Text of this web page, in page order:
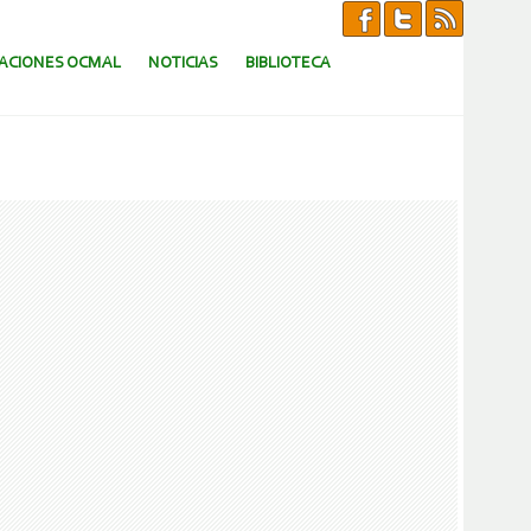
OCMAL NOTICIAS BIBLIOTECA